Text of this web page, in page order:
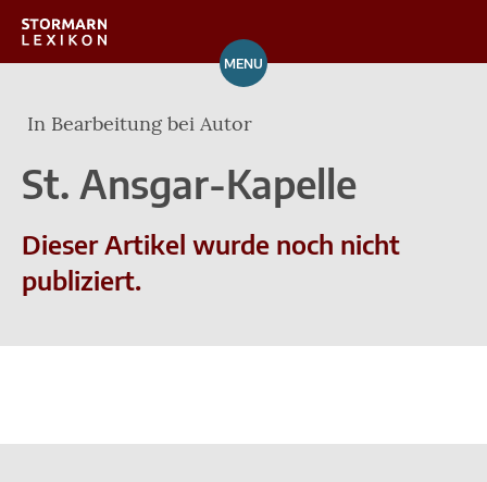
MENU
Über das Lexikon
Mitarbeit
In Bearbeitung bei Autor
St. Ansgar-Kapelle
Dieser Artikel wurde noch nicht
publiziert.